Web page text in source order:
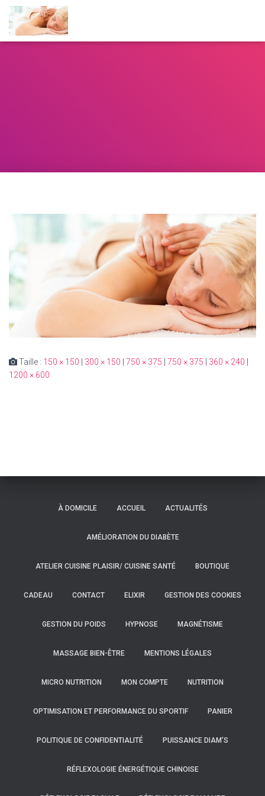
Taille : 150 × 150 300 × 150 750 × 375 750 × 375 360 × 240
1200 × 600
À DOMICILE ACCUEIL ACTUALITÉS
AMÉLIORATION DU DIABÈTE
ATELIER CUISINE PLAISIR/ CUISINE SANTÉ BOUTIQUE
CADEAU CONTACT ELIXIR GESTION DES COOKIES
GESTION DU POIDS HYPNOSE MAGNÉTISME
MASSAGE BIEN-ÊTRE MENTIONS LÉGALES
MICRO NUTRITION MON COMPTE NUTRITION
OPTIMISATION ET PERFORMANCE DU SPORTIF PANIER
POLITIQUE DE CONFIDENTIALITÉ PUISSANCE DIAM’S
RÉFLEXOLOGIE ÉNERGÉTIQUE CHINOISE